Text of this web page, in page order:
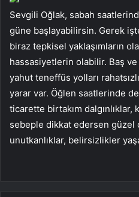
Sevgili Oğlak, sabah
güne başlayabilirsin. Gerek
biraz tepkisel yaklaşımların
hassasiyetlerin olabilir. Baş ve
yahut teneffüs yolları
yarar var. Öğlen saatlerinde
ticarette birtakım
sebeple dikkat edersen güzel
unutkanlıklar, belirsizlikler